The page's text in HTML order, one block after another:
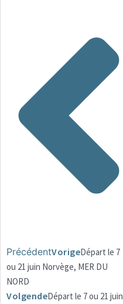
PrécédentVorigeDépart le 7
ou 21 juin Norvège, MER DU
NORD
VolgendeDépart le 7 ou 21 juin